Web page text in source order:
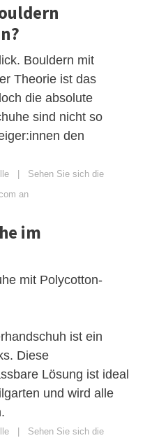
Bouldern mit
Theorie ist das
die absolute
sind nicht so
den
| Sehen Sie sich die
an
im
mit Polycotton-
ist ein
Diese
Lösung ist ideal
und wird alle
| Sehen Sie sich die